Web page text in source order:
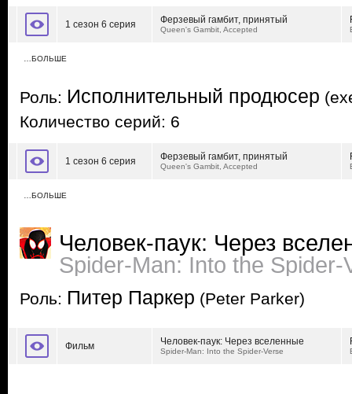
1 сезон 6 серия Ферзевый гамбит, принятый
Queen's Gambit, Accepted
…БОЛЬШЕ
Роль: Исполнительный продюсер
Количество серий: 6
1 сезон 6 серия Ферзевый гамбит, принятый
Queen's Gambit, Accepted
…БОЛЬШЕ
Человек-паук: Через
Spider-Man: Into the Spider-
Роль: Питер Паркер (Peter Parker)
Фильм Человек-паук: Через вселенные
Spider-Man: Into the Spider-Verse